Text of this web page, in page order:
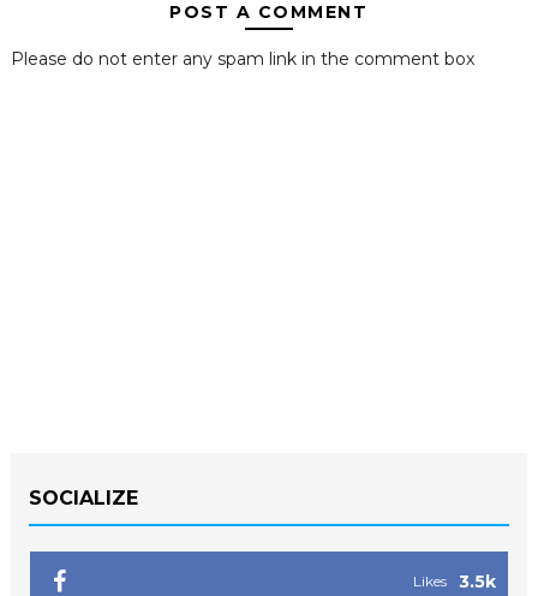
POST A COMMENT
Please do not enter any spam link in the comment box
SOCIALIZE
3.5k
Likes